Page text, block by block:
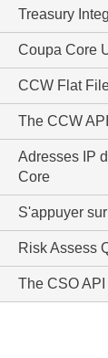
Treasury
Coupa Core
CCW Flat
The CCW API
Adresses IP
Core
S'appuyer
Risk Assess
The CSO API